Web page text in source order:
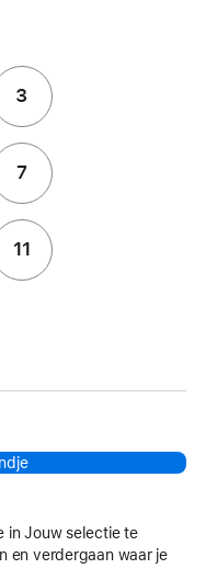
3
7
11
in Jouw selectie te
en verdergaan waar je